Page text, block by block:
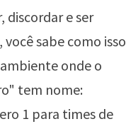
discordar e ser
você sabe como isso
onde o
tem nome:
1 para times de